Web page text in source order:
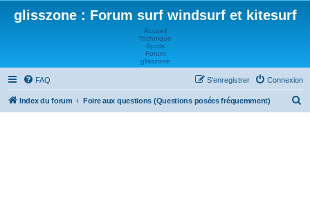
glisszone : Forum surf windsurf et kitesurf
Accueil
Technique
Spots
Forum
glisszone
FAQ Connexion
S’enregistrer
Index du forum Foire aux questions (Questions posées fréquemment)